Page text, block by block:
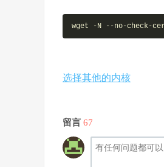
wget -N --no-check-
选择其他的内核
留言 67